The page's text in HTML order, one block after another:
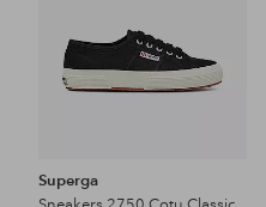
Superga